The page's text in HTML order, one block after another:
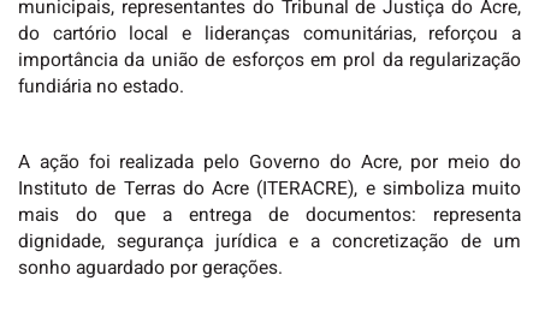
municipais, representantes do Tribunal de Justiça do Acre,
do cartório local e lideranças comunitárias, reforçou a
importância da união de esforços em prol da regularização
fundiária no estado.
A ação foi realizada pelo Governo do Acre, por meio do
Instituto de Terras do Acre (ITERACRE), e simboliza muito
mais do que a entrega de documentos: representa
dignidade, segurança jurídica e a concretização de um
sonho aguardado por gerações.